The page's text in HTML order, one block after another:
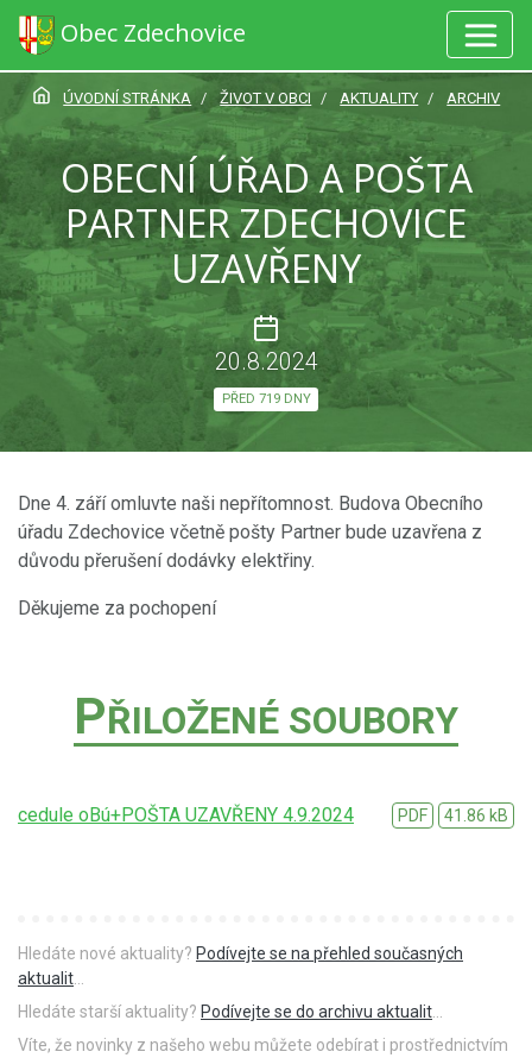
Obec Zdechovice
ÚVODNÍ STRÁNKA ŽIVOT V OBCI AKTUALITY ARCHIV
OBECNÍ ÚŘAD A POŠTA
PARTNER ZDECHOVICE
UZAVŘENY
20.8.2024
PŘED 719 DNY
Dne 4. září omluvte naši nepřítomnost. Budova Obecního
úřadu Zdechovice včetně pošty Partner bude uzavřena z
důvodu přerušení dodávky elektřiny.
Děkujeme za pochopení
PŘILOŽENÉ SOUBORY
cedule oBú+POŠTA UZAVŘENY 4.9.2024 PDF 41.86 kB
Hledáte nové aktuality? Podívejte se na přehled současných
aktualit
Hledáte starší aktuality? Podívejte se do archivu aktualit
Víte, že novinky z našeho webu můžete odebírat i prostřednictvím